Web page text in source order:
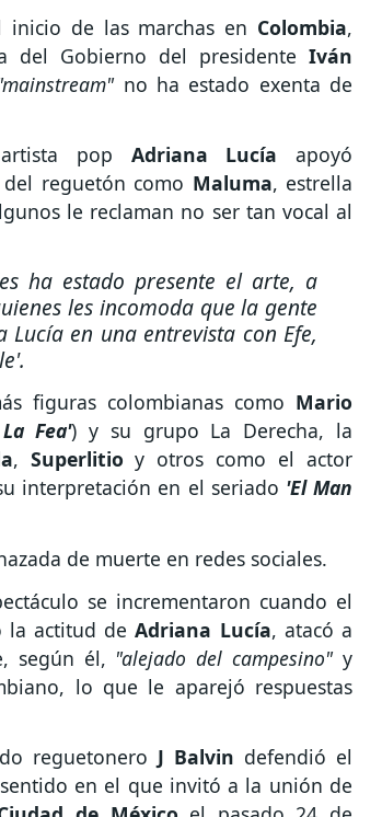
de las marchas en Colombia,
del Gobierno del presidente Iván
no ha estado exenta de
pop Adriana Lucíaapoyó
reguetón como Maluma, estrella
le reclaman no ser tan vocal al
ha estado presente el arte, a
les incomoda que la gente
Lucía en una entrevista con Efe,
.
figuras colombianas como Mario
Fea') y su grupo La Derecha, la
, Superlitioy otros como el actor
interpretación en el seriado 'El Man
de muerte en redes sociales.
se incrementaron cuando el
la actitud deAdriana Lucía, atacó a
según él, "alejado del campesino"y
lo que le aparejó respuestas
reguetonero J Balvin defendió el
en el que invitó a la unión de